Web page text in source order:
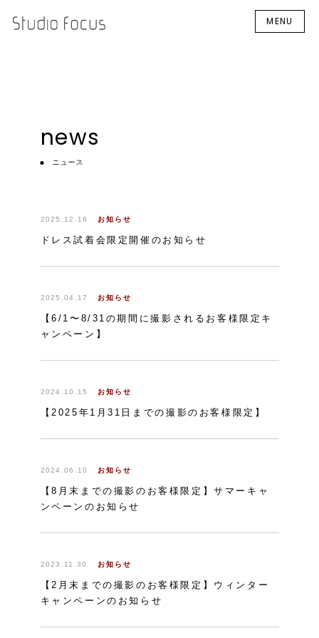
MENU
news
ニュース
2025.12.16 お知らせ
ドレス試着会限定開催のお知らせ
2025.04.17 お知らせ
【6/1〜8/31の期間に撮影されるお客様限定キ
ャンペーン】
2024.10.15 お知らせ
【2025年1月31日までの撮影のお客様限定】
2024.06.10 お知らせ
【8月末までの撮影のお客様限定】サマーキャ
ンペーンのお知らせ
2023.11.30 お知らせ
【2月末までの撮影のお客様限定】ウィンター
キャンペーンのお知らせ